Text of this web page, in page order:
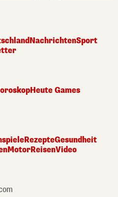
NachrichtenSport
Heute Games
RezepteGesundheit
MotorReisenVideo